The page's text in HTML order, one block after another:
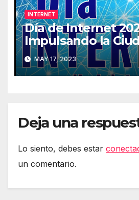
INTERNET
Día de Internet
Impulsando la
Digital
MAY 17, 2023
Deja una
Lo siento, debes estar
un comentario.